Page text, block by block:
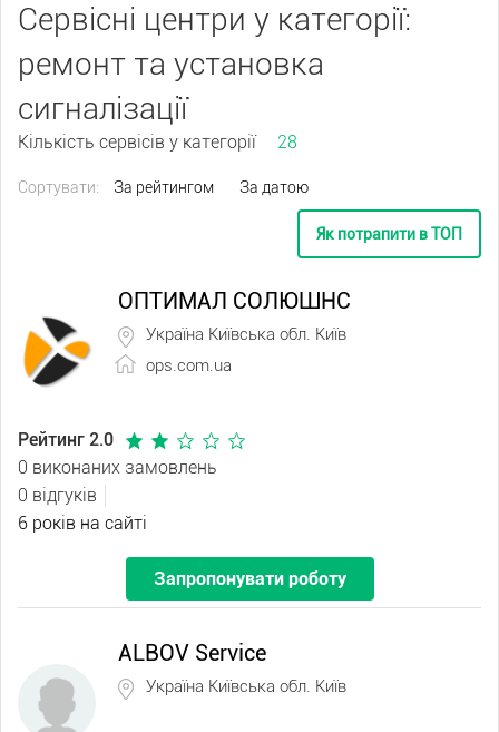
Сервісні центри у категорії:
ремонт та установка
сигналізації
Кількість сервісів у категорії 28
Сортувати: За рейтингом За датою
Як потрапити в ТОП
ОПТИМАЛ СОЛЮШНС
Україна Київська обл. Київ
ops.com.ua
Рейтинг 2.0
0 виконаних замовлень
0 відгуків
6 років на сайті
Запропонувати роботу
ALBOV Service
Україна Київська обл. Київ